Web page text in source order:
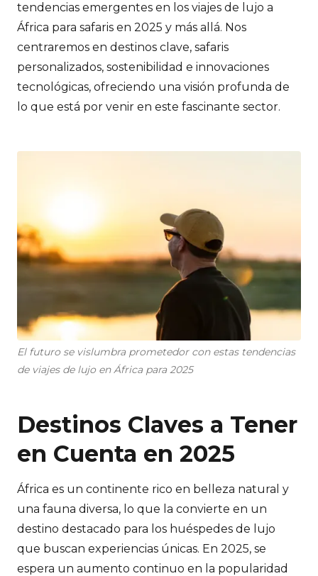
tendencias emergentes en los viajes de lujo a
África para safaris en 2025 y más allá. Nos
centraremos en destinos clave, safaris
personalizados, sostenibilidad e innovaciones
tecnológicas, ofreciendo una visión profunda de
lo que está por venir en este fascinante sector.
El futuro se vislumbra prometedor con estas tendencias
de viajes de lujo en África para 2025
Destinos Claves a Tener
en Cuenta en 2025
África es un continente rico en belleza natural y
una fauna diversa, lo que la convierte en un
destino destacado para los huéspedes de lujo
que buscan experiencias únicas. En 2025, se
espera un aumento continuo en la popularidad